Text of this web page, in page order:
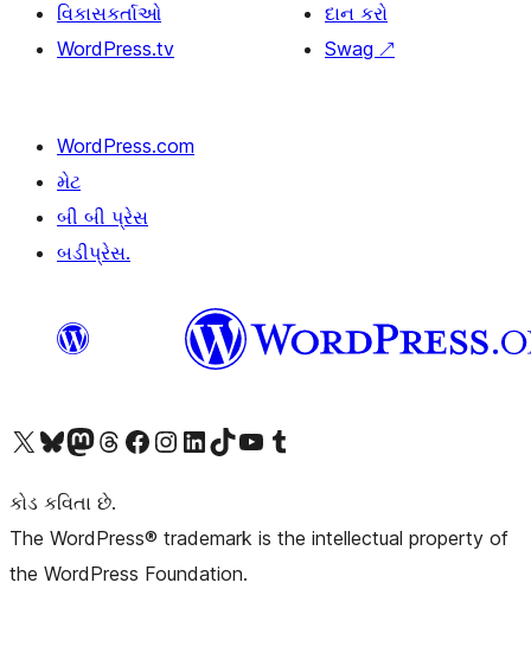
વિકાસકર્તાઓ
WordPress.tv
દાન કરો
Swag ↗
WordPress.com
મેટ
બી બી પ્રેસ
બડીપ્રેસ.
અમારા X (અગાઉ ટ્વિટર) એકાઉન્ટની મુલાકાત લોઅમારા Bluesky એકાઉન્ટની મુલાકાત લોઅમારા માસ્ટોડોન એકાઉન્ટની મુલાકાત લોઅમારા Threads એકાઉન્ટની મુલાકાત લો અમારા ફેસબુક પેજની મુલાકાત લોઅમારા ઇન્સ્ટાગ્રામ એકાઉન્ટની મુલાકાત લો અમારા LinkedIn એકાઉન્ટની મુલાકાત લોઅમારા TikTok એકાઉન્ટની મુલાકાત લોઅમારી YouTube ચેનલની મુલાકાત લો અમારા Tumblr એકાઉન્ટની મુલાકાત લો
કોડ કવિતા છે.
The WordPress® trademark is the intellectual property of
the WordPress Foundation.